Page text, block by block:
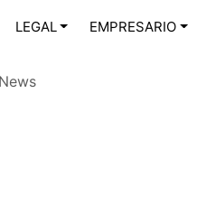
LEGAL EMPRESARIO